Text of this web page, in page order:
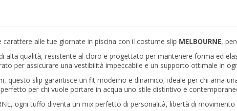
carattere alle tue giornate in piscina con il costume slip MELBOURNE,
alta qualità, resistente al cloro e progettato per mantenere forma ed
per assicurare una vestibilità impeccabile e un supporto ottimale in
questo slip garantisce un fit moderno e dinamico, ideale per chi ama
per chi vuole portare in acqua uno stile distintivo e
ogni tuffo diventa un mix perfetto di personalità, libertà di